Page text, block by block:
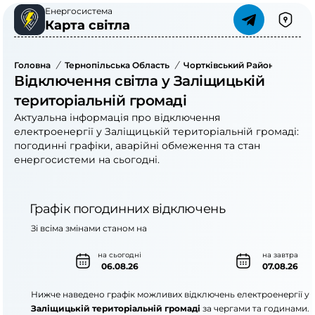
Енергосистема
Карта світла
Головна / Тернопільська Область / Чортківський Район
Відключення світла у Заліщицькій
територіальній громаді
Актуальна інформація про відключення
електроенергії у Заліщицькій територіальній громаді:
погодинні графіки, аварійні обмеження та стан
енергосистеми на сьогодні.
Графік погодинних відключень
на сьогодні
06.08.26
на завтра
07.08.26
Зі всіма змінами станом на
Нижче наведено графік можливих відключень електроенергії у
Заліщицькій територіальній громаді за чергами та годинами.